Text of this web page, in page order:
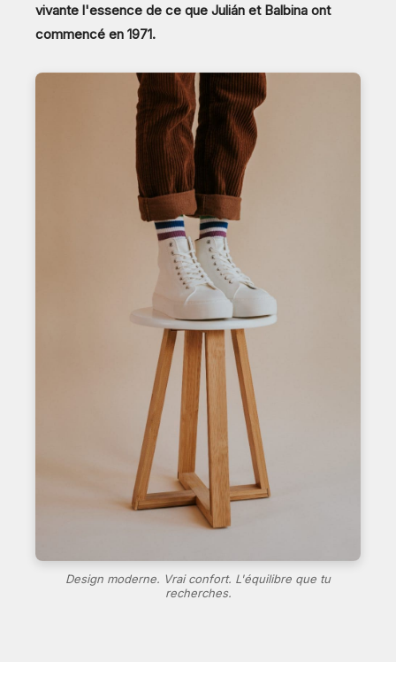
vivante l'essence de ce que Julián et Balbina ont
commencé en 1971.
Design moderne. Vrai confort. L'équilibre que tu
recherches.